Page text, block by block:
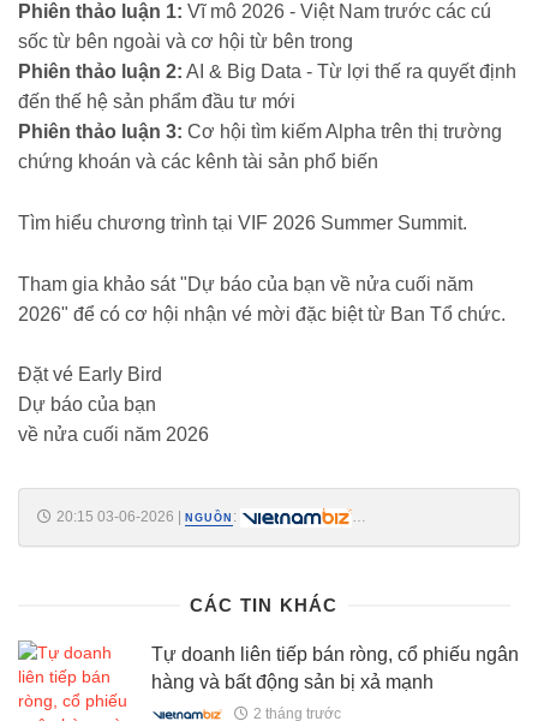
Phiên thảo luận 1: Vĩ mô 2026 - Việt Nam trước các cú
sốc từ bên ngoài và cơ hội từ bên trong
Phiên thảo luận 2: AI & Big Data - Từ lợi thế ra quyết định
đến thế hệ sản phẩm đầu tư mới
Phiên thảo luận 3: Cơ hội tìm kiếm Alpha trên thị trường
chứng khoán và các kênh tài sản phổ biến
Tìm hiểu chương trình tại VIF 2026 Summer Summit.
Tham gia khảo sát "Dự báo của bạn về nửa cuối năm
2026" để có cơ hội nhận vé mời đặc biệt từ Ban Tổ chức.
Đặt vé Early Bird
Dự báo của bạn
về nửa cuối năm 2026
20:15 03-06-2026 NGUỒN :
CÁC TIN KHÁC
Tự doanh liên tiếp bán ròng, cổ phiếu ngân
hàng và bất động sản bị xả mạnh
2 tháng trước